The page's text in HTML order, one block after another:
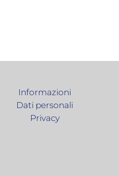
Informazioni
Dati personali
Privacy